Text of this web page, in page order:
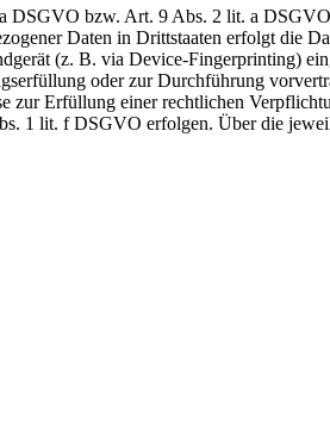
DSGVO bzw. Art. 9 Abs. 2 lit. a
Daten in Drittstaaten erfolgt die
(z. B. via Device-Fingerprinting)
oder zur Durchführung
zur Erfüllung einer rechtlichen
1 lit. f DSGVO erfolgen. Über die